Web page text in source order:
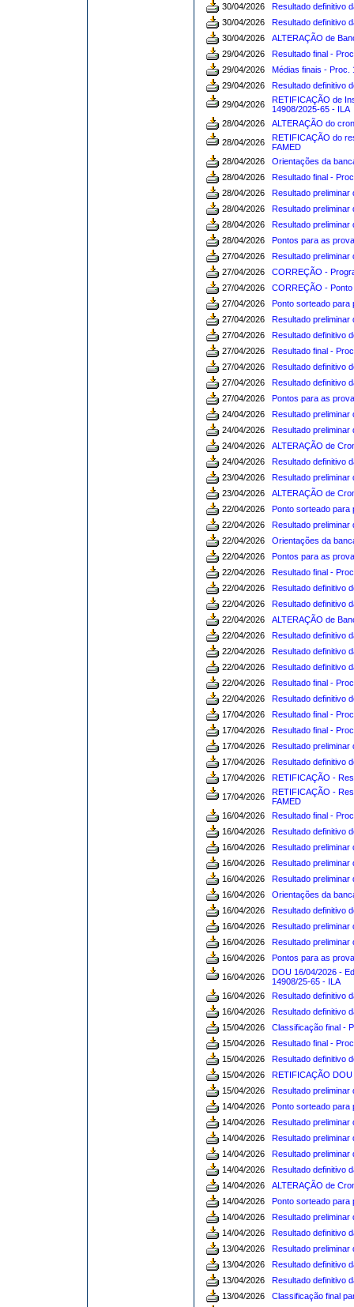
30/04/2026
Resultado definitivo
30/04/2026
Resultado definitivo
30/04/2026
ALTERAÇÃO de
29/04/2026
Resultado final -
29/04/2026
Médias finais - Proc.
29/04/2026
Resultado definitivo
29/04/2026
RETIFICAÇÃO de
14908/2025-65 - ILA
28/04/2026
ALTERAÇÃO do
28/04/2026
RETIFICAÇÃO do
FAMED
28/04/2026
Orientações da
28/04/2026
Resultado final -
28/04/2026
Resultado
28/04/2026
Resultado preliminar
28/04/2026
Resultado
28/04/2026
Pontos para as
27/04/2026
Resultado preliminar
27/04/2026
CORREÇÃO -
27/04/2026
CORREÇÃO -
27/04/2026
Ponto sorteado para
27/04/2026
Resultado preliminar
27/04/2026
Resultado definitivo
27/04/2026
Resultado final -
27/04/2026
Resultado definitivo
27/04/2026
Resultado definitivo
27/04/2026
Pontos para as
24/04/2026
Resultado preliminar
24/04/2026
Resultado preliminar
24/04/2026
ALTERAÇÃO de
24/04/2026
Resultado definitivo
23/04/2026
Resultado preliminar
23/04/2026
ALTERAÇÃO de
22/04/2026
Ponto sorteado para
22/04/2026
Resultado preliminar
22/04/2026
Orientações da
22/04/2026
Pontos para as
22/04/2026
Resultado final -
22/04/2026
Resultado definitivo
22/04/2026
Resultado definitivo
22/04/2026
ALTERAÇÃO de
22/04/2026
Resultado definitivo
22/04/2026
Resultado definitivo
22/04/2026
Resultado definitivo
22/04/2026
Resultado final -
22/04/2026
Resultado definitivo
17/04/2026
Resultado final -
17/04/2026
Resultado final -
17/04/2026
Resultado preliminar
17/04/2026
Resultado definitivo
17/04/2026
RETIFICAÇÃO -
17/04/2026
RETIFICAÇÃO -
FAMED
16/04/2026
Resultado final -
16/04/2026
Resultado definitivo
16/04/2026
Resultado preliminar
16/04/2026
Resultado preliminar
16/04/2026
Resultado preliminar
16/04/2026
Orientações da
16/04/2026
Resultado definitivo
16/04/2026
Resultado preliminar
16/04/2026
Resultado preliminar
16/04/2026
Pontos para as
16/04/2026
DOU 16/04/2026 -
14908/25-65 - ILA
16/04/2026
Resultado definitivo
16/04/2026
Resultado definitivo
15/04/2026
Classificação final -
15/04/2026
Resultado final -
15/04/2026
Resultado definitivo
15/04/2026
RETIFICAÇÃO DOU
15/04/2026
Resultado preliminar
14/04/2026
Ponto sorteado para
14/04/2026
Resultado preliminar
14/04/2026
Resultado preliminar
14/04/2026
Resultado preliminar
14/04/2026
Resultado definitivo
14/04/2026
ALTERAÇÃO de
14/04/2026
Ponto sorteado para
14/04/2026
Resultado preliminar
14/04/2026
Resultado definitivo
13/04/2026
Resultado preliminar
13/04/2026
Resultado definitivo
13/04/2026
Resultado definitivo
13/04/2026
Classificação final